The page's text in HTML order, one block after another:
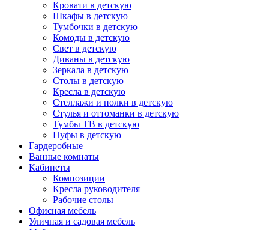
Кровати в детскую
Шкафы в детскую
Тумбочки в детскую
Комоды в детскую
Свет в детскую
Диваны в детскую
Зеркала в детскую
Столы в детскую
Кресла в детскую
Стеллажи и полки в детскую
Стулья и оттоманки в детскую
Тумбы ТВ в детскую
Пуфы в детскую
Гардеробные
Ванные комнаты
Кабинеты
Композиции
Кресла руководителя
Рабочие столы
Офисная мебель
Уличная и садовая мебель